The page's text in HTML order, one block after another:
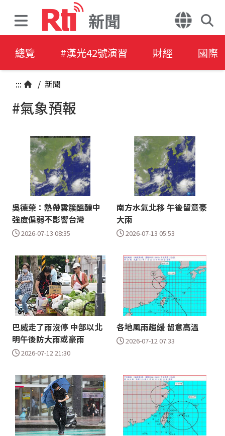
新聞
總覽 #漢光42號演習 財經 國際
::: / 新聞
#氣象預報
吳德榮：熱帶雲簇醞釀中
強度偏弱不影響台灣
2026-07-13 08:35
南方水氣北移 午後留意豪
大雨
2026-07-13 05:53
巴威走了雨沒停 中部以北
明午後防大雨或豪雨
2026-07-12 21:30
各地風雨趨緩 留意高溫
2026-07-12 07:33